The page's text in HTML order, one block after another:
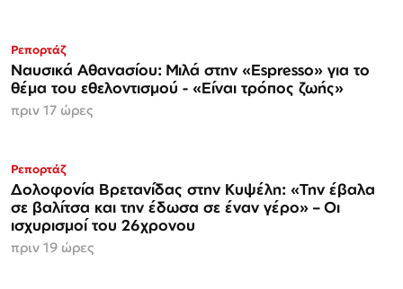
Ρεπορτάζ
Ναυσικά Αθανασίου: Μιλά στην «Espresso» για το
θέμα του εθελοντισμού - «Είναι τρόπος ζωής»
πριν 17 ώρες
Ρεπορτάζ
Δολοφονία Βρετανίδας στην Κυψέλη: «Την έβαλα
σε βαλίτσα και την έδωσα σε έναν γέρο» – Οι
ισχυρισμοί του 26χρονου
πριν 19 ώρες